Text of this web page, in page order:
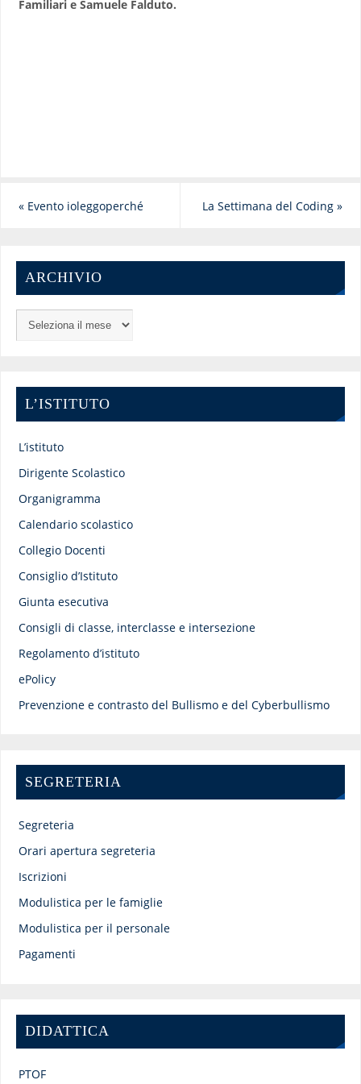
Familiari e Samuele Falduto.
«Evento ioleggoperché La Settimana del Coding»
ARCHIVIO
L’ISTITUTO
L’istituto
Dirigente Scolastico
Organigramma
Calendario scolastico
Collegio Docenti
Consiglio d’Istituto
Giunta esecutiva
Consigli di classe, interclasse e intersezione
Regolamento d’istituto
ePolicy
Prevenzione e contrasto del Bullismo e del Cyberbullismo
SEGRETERIA
Segreteria
Orari apertura segreteria
Iscrizioni
Modulistica per le famiglie
Modulistica per il personale
Pagamenti
DIDATTICA
PTOF